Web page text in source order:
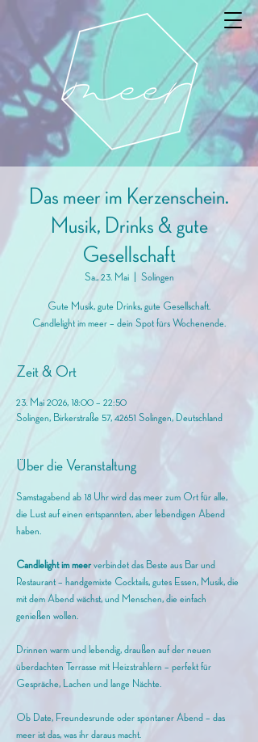
Das meer im Kerzenschein.
Musik, Drinks & gute
Gesellschaft
Sa., 23. Mai
  |
Solingen
Gute Musik, gute Drinks, gute Gesellschaft.
Candlelight im meer – dein Spot fürs Wochenende.
Zeit & Ort
23. Mai 2026, 18:00 – 22:50
Solingen, Birkerstraße 57, 42651 Solingen, Deutschland
Über die Veranstaltung
Samstagabend ab 18 Uhr wird das meer zum Ort für alle,
die Lust auf einen entspannten, aber lebendigen Abend
haben.
Candlelight im meer verbindet das Beste aus Bar und
Restaurant – handgemixte Cocktails, gutes Essen, Musik, die
mit dem Abend wächst, und Menschen, die einfach
genießen wollen.
Drinnen warm und lebendig, draußen auf der neuen
überdachten Terrasse mit Heizstrahlern – perfekt für
Gespräche, Lachen und lange Nächte.
Ob Date, Freundesrunde oder spontaner Abend – das
meer ist das, was ihr daraus macht.